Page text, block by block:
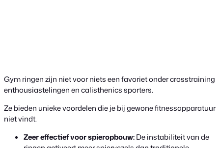
Gym ringen zijn niet voor niets een favoriet onder crosstraining
enthousiastelingen en calisthenics sporters.
Ze bieden unieke voordelen die je bij gewone fitnessapparatuur
niet vindt.
Zeer effectief voor spieropbouw:De instabiliteit van de